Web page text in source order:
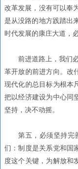
改革发展，没有可以奉
是从没路的地方践踏出
时代发展的康庄大道，
前进道路上，我们
革开放的前进方向。改
现代化的总目标为根本
把以经济建设为中心同
坚持，决不动摇。
第五，必须坚持完
们：制度是关系党和国
度这个关键，为解放和